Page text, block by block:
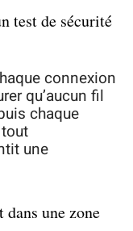
test de sécurité
connexion
qu’aucun fil
chaque
une
une zone